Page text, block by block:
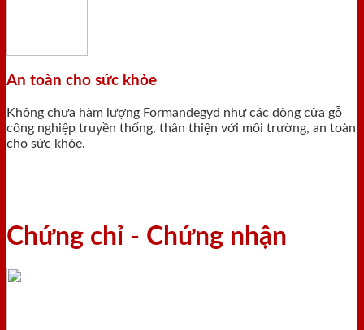
An toàn cho sức khỏe
Không chưa hàm lượng Formandegyd như các dòng cửa gỗ
công nghiệp truyền thống, thân thiện với môi trường, an toàn
cho sức khỏe.
Chứng chỉ - Chứng nhận